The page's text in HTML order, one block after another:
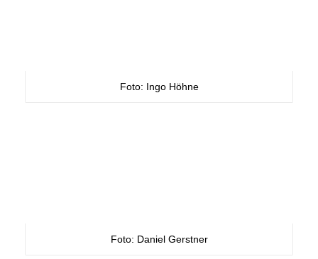
Foto: Ingo Höhne
Foto: Daniel Gerstner